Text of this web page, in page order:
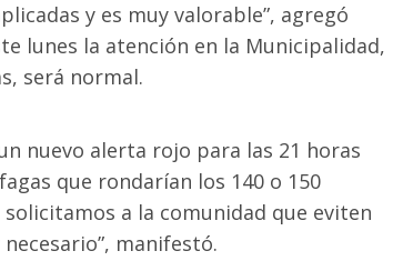
y es muy valorable”, agregó
lunes la atención en la Municipalidad,
será normal.
nuevo alerta rojo para las 21 horas
que rondarían los 140 o 150
a la comunidad que eviten
manifestó.